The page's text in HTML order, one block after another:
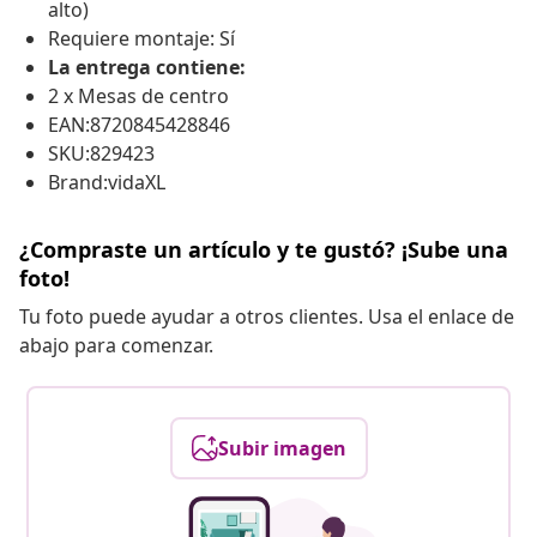
alto)
Requiere montaje: Sí
La entrega contiene:
2 x Mesas de centro
EAN:8720845428846
SKU:829423
Brand:vidaXL
¿Compraste un artículo y te gustó? ¡Sube una
foto!
Tu foto puede ayudar a otros clientes. Usa el enlace de
abajo para comenzar.
Subir imagen